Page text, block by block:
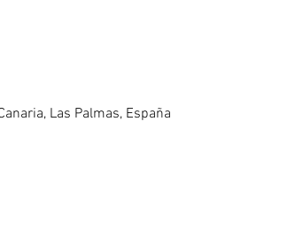
Las Palmas, España